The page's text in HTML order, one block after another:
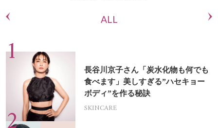
ALL
長谷川京子さん「炭水化物も何でも
食べます」美しすぎる”ハセキョー
ボディ”を作る秘訣
SKINCARE